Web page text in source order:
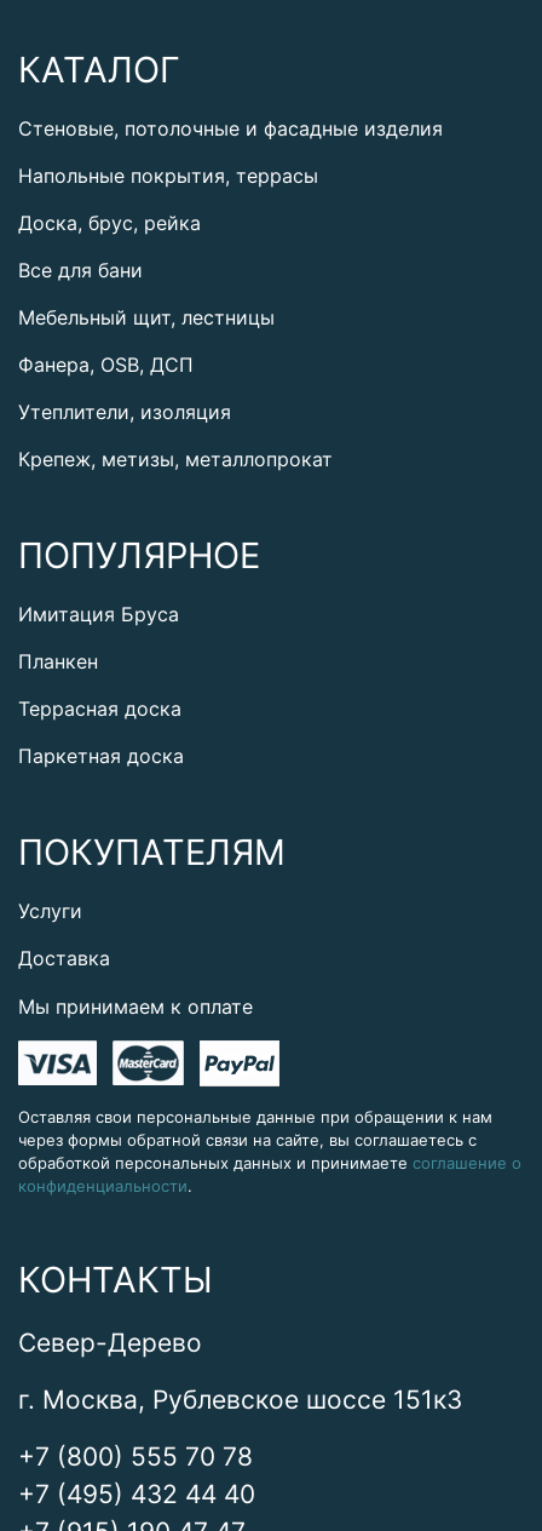
КАТАЛОГ
Стеновые, потолочные и фасадные изделия
Напольные покрытия, террасы
Доска, брус, рейка
Все для бани
Мебельный щит, лестницы
Фанера, OSB, ДСП
Утеплители, изоляция
Крепеж, метизы, металлопрокат
ПОПУЛЯРНОЕ
Имитация Бруса
Планкен
Террасная доска
Паркетная доска
ПОКУПАТЕЛЯМ
Услуги
Доставка
Мы принимаем к оплате
Оставляя свои персональные данные при обращении к нам
через формы обратной связи на сайте, вы соглашаетесь с
обработкой персональных данных и принимаете соглашение о
конфиденциальности.
КОНТАКТЫ
Север-Дерево
г. Москва, Рублевское шоссе 151к3
+7 (800) 555 70 78
+7 (495) 432 44 40